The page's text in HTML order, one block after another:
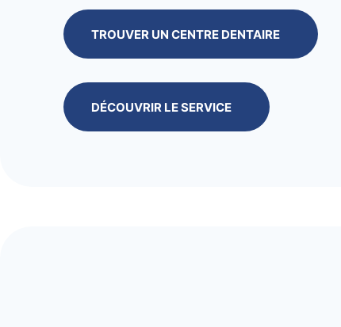
TROUVER UN CENTRE DENTAIRE
DÉCOUVRIR LE SERVICE